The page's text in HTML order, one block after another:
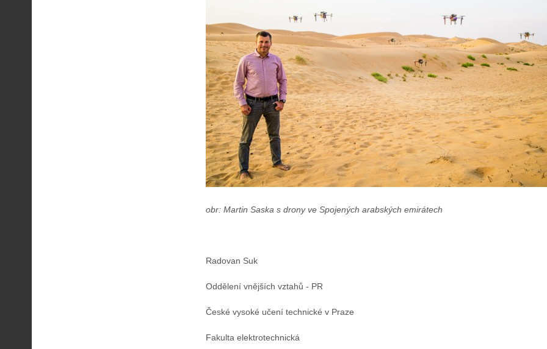
obr: Martin Saska s drony ve Spojených arabských emirátech
Radovan Suk
Oddělení vnějších vztahů - PR
České vysoké učení technické v Praze
Fakulta elektrotechnická